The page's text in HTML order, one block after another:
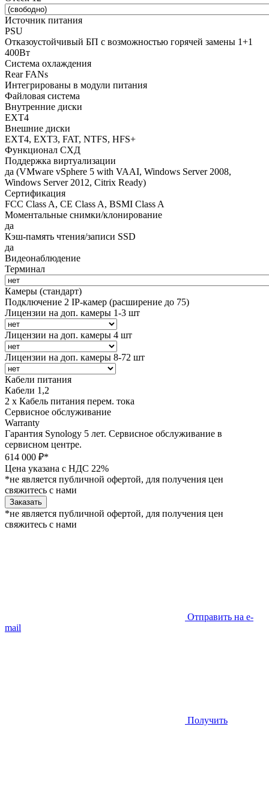
Источник питания
PSU
Отказоустойчивый БП с возможностью горячей замены 1+1
400Вт
Система охлаждения
Rear FANs
Интегрированы в модули питания
Файловая система
Внутренние диски
EXT4
Внешние диски
EXT4, EXT3, FAT, NTFS, HFS+
Функционал СХД
Поддержка виртуализации
да (VMware vSphere 5 with VAAI, Windows Server 2008,
Windows Server 2012, Citrix Ready)
Сертификация
FCC Class A, CE Class A, BSMI Class A
Моментальные снимки/клонирование
да
Кэш-память чтения/записи SSD
да
Видеонаблюдение
Терминал
Камеры (стандарт)
Подключение 2 IP-камер (расширение до 75)
Лицензии на доп. камеры 1-3 шт
Лицензии на доп. камеры 4 шт
Лицензии на доп. камеры 8-72 шт
Кабели питания
Кабели 1,2
2 х Кабель питания перем. тока
Сервисное обслуживание
Warranty
Гарантия Synology 5 лет. Сервисное обслуживание в
сервисном центре.
614 000 ₽*
Цена указана с НДС 22%
*не является публичной офертой, для получения цен
свяжитесь с нами
Заказать
*не является публичной офертой, для получения цен
свяжитесь с нами
Отправить на e-
mail
Получить